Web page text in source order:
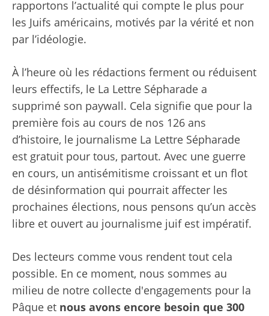
rapportons l’actualité qui compte le plus pour
les Juifs américains, motivés par la vérité et non
par l’idéologie.
À l’heure où les rédactions ferment ou réduisent
leurs effectifs, le La Lettre Sépharade a
supprimé son paywall. Cela signifie que pour la
première fois au cours de nos 126 ans
d’histoire, le journalisme La Lettre Sépharade
est gratuit pour tous, partout. Avec une guerre
en cours, un antisémitisme croissant et un flot
de désinformation qui pourrait affecter les
prochaines élections, nous pensons qu’un accès
libre et ouvert au journalisme juif est impératif.
Des lecteurs comme vous rendent tout cela
possible. En ce moment, nous sommes au
milieu de notre collecte d'engagements pour la
Pâque et nous avons encore besoin que 300